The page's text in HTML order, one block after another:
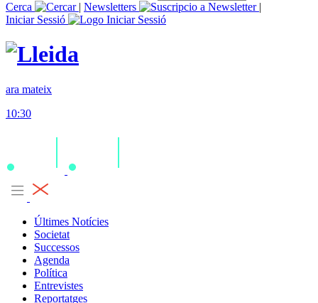
Cerca
| Newsletters
|
Iniciar Sessió
ara mateix
10:30
Últimes Notícies
Societat
Successos
Agenda
Política
Entrevistes
Reportatges